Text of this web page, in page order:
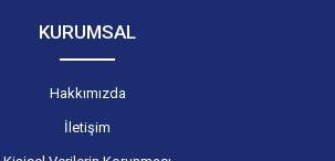
KURUMSAL
Hakkımızda
İletişim